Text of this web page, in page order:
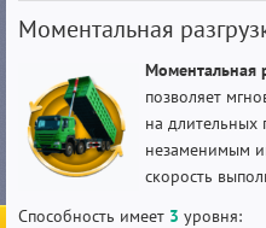
Моментальная
Моментальная
позволяет
на длительных
незаменимым
скорость
Способность имеет 3 уровня: